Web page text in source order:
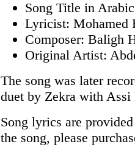
Lyricist: Mohamed
Composer: Baligh
Original Artist:
The song was later
duet by Zekra with
Song lyrics are
the song, please